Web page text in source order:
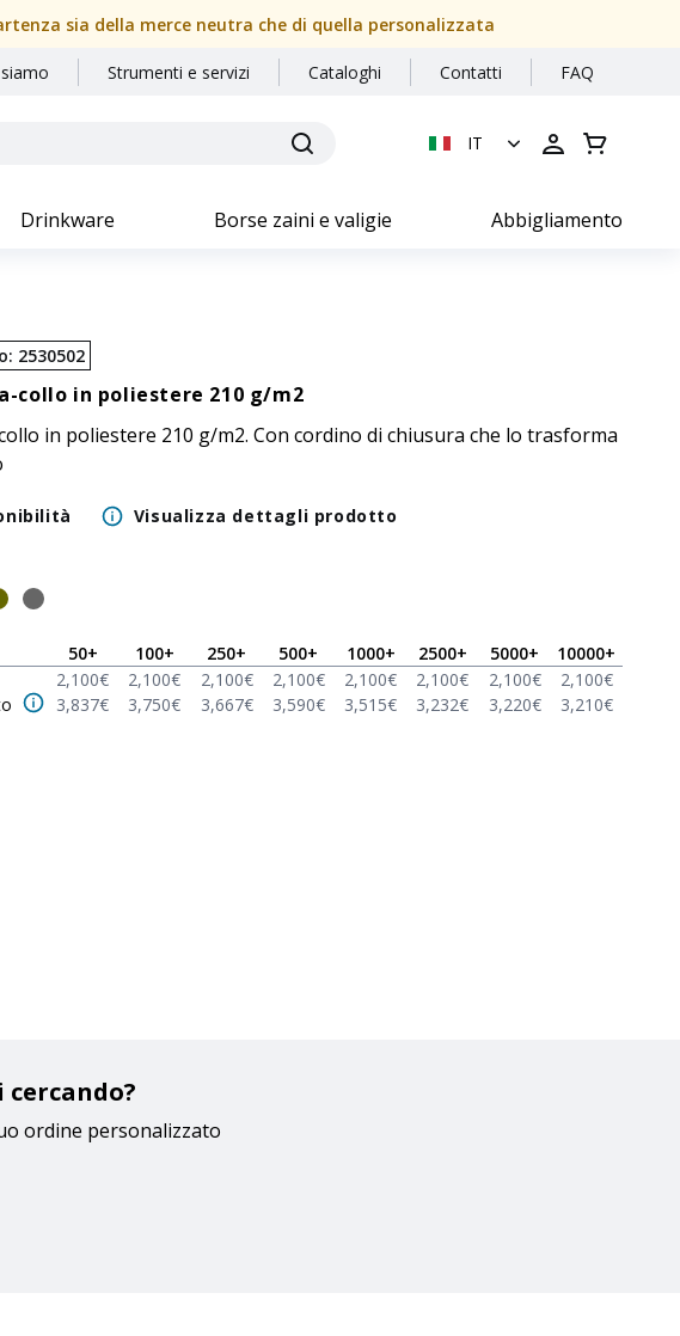
sia della merce neutra che di quella personalizzata
Strumenti e servizi Cataloghi Contatti FAQ
IT
Drinkware Borse zaini e valigie Abbigliamento
: 2530502
collo in poliestere 210 g/m2
in poliestere 210 g/m2. Con cordino di chiusura che lo trasforma
Visualizza dettagli prodotto
50+ 100+ 250+ 500+ 1000+ 2500+ 5000+ 10000+
2,100€ 2,100€ 2,100€ 2,100€ 2,100€ 2,100€ 2,100€ 2,100€
3,837€ 3,750€ 3,667€ 3,590€ 3,515€ 3,232€ 3,220€ 3,210€
ordine personalizzato